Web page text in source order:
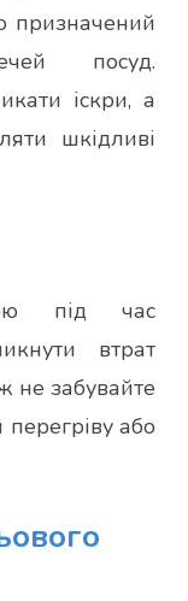
призначений
посуд.
іскри, а
шкідливі
під час
втрат
не забувайте
або